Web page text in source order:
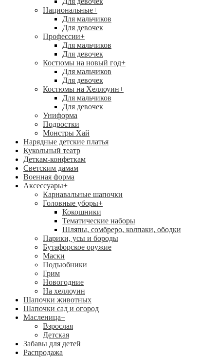
Национальные+
Для мальчиков
Для девочек
Профессии+
Для мальчиков
Для девочек
Костюмы на новый год+
Для мальчиков
Для девочек
Костюмы на Хеллоуин+
Для мальчиков
Для девочек
Униформа
Подростки
Монстры Хай
Нарядные детские платья
Кукольный театр
Деткам-конфеткам
Светским дамам
Военная форма
Аксессуары+
Карнавальные шапочки
Головные уборы+
Кокошники
Тематические наборы
Шляпы, сомбреро, колпаки, ободки
Парики, усы и бороды
Бутафорское оружие
Маски
Подъюбники
Грим
Новогодние
На хеллоуин
Шапочки животных
Шапочки сад и огород
Масленица+
Взрослая
Детская
Забавы для детей
Распродажа